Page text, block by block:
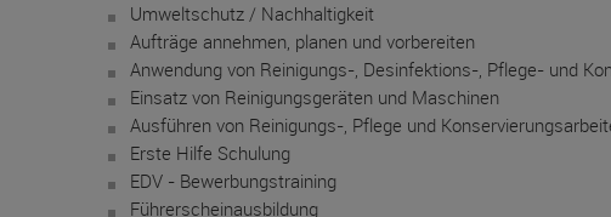
Umweltschutz / Nachhaltigkeit
Aufträge annehmen, planen und vorbereiten
Anwendung von Reinigungs-, Desinfektions-, Pflege- und
Einsatz von Reinigungsgeräten und Maschinen
Ausführen von Reinigungs-, Pflege und
Erste Hilfe Schulung
EDV - Bewerbungstraining
Führerscheinausbildung